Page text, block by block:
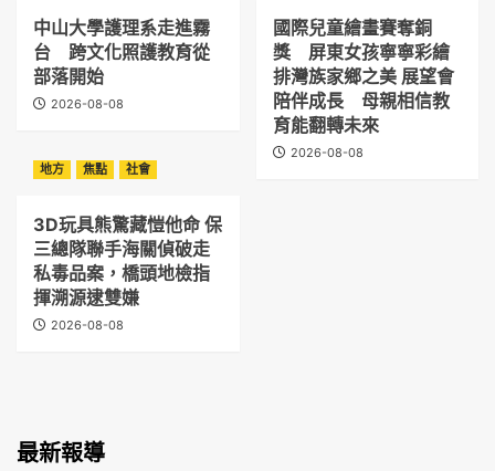
中山大學護理系走進霧
台 跨文化照護教育從
部落開始
2026-08-08
國際兒童繪畫賽奪銅
獎 屏東女孩寧寧彩繪
排灣族家鄉之美 展望會
陪伴成長 母親相信教
育能翻轉未來
2026-08-08
地方
焦點 社會
3D玩具熊驚藏愷他命 保
三總隊聯手海關偵破走
私毒品案，橋頭地檢指
揮溯源逮雙嫌
2026-08-08
最新報導